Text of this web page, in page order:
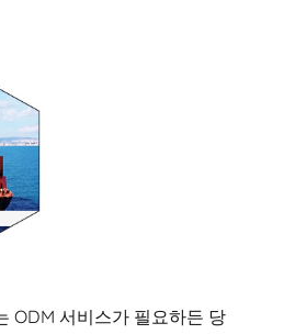
ODM 서비스가 필요하든 당